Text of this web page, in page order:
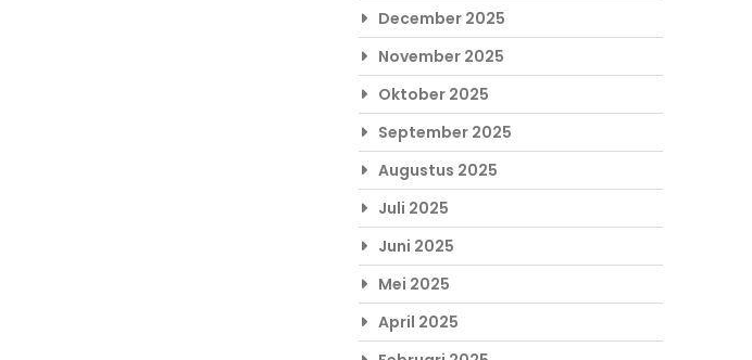
December 2025
November 2025
Oktober 2025
September 2025
Augustus 2025
Juli 2025
Juni 2025
Mei 2025
April 2025